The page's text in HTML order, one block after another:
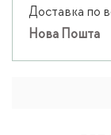
Доставка по
Нова Пошта